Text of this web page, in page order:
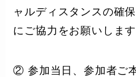
ャルディスタンスの確
にご協力をお願いします
② 参加当日、参加者ご